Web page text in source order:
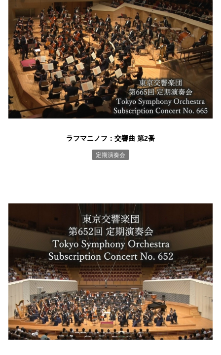
ラフマニノフ：交響曲 第2番
定期演奏会